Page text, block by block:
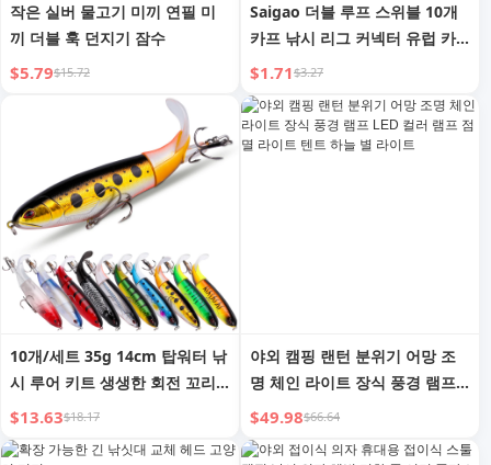
작은 실버 물고기 미끼 연필 미
끼 더블 훅 던지기 잠수
$5.79$15.72
Saigao 더블 루프 스위블 10개
카프 낚시 리그 커넥터 유럽 카
프 낚시 액세서리 낚시 장비
$1.71$3.27
10개/세트 35g 14cm 탑워터 낚
시 루어 키트 생생한 회전 꼬리
사실적인 미끼 담수 및 해수용
$13.63$18.17
야외 캠핑 랜턴 분위기 어망 조
명 체인 라이트 장식 풍경 램프
LED 컬러 램프 점멸 라이트 텐트
하늘 별 라이트
$49.98$66.64